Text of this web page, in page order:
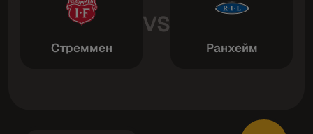
Стреммен
VS
Ранхейм